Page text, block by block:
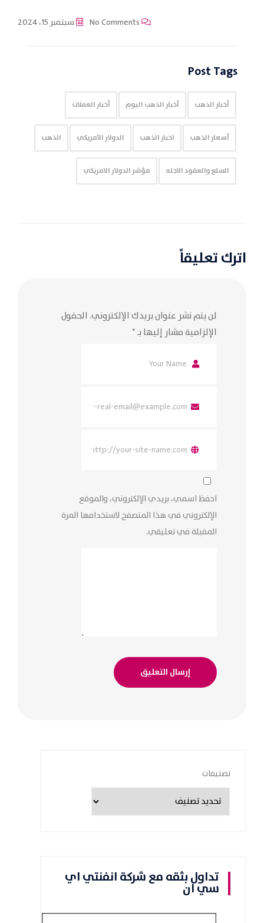
سبتمبر 15، 2024
Post Tags
أخبار الذهب أخبار الذهب اليوم أخبار العملات
أسعار الذهب اخبار الذهب الدولار الأمريكي الذهب
السلع والعقود الاجله مؤشر الدولار الامريكي
اترك تعليقاً
لن يتم نشر عنوان بريدك الإلكتروني. الحقول
الإلزامية مشار إليها بـ*
احفظ اسمي، بريدي الإلكتروني، والموقع
الإلكتروني في هذا المتصفح لاستخدامها المرة
المقبلة في تعليقي.
تصنيفات
تداول بثقه مع شركة انفنتي اي
سي ان